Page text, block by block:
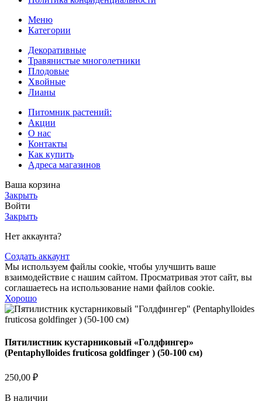
Меню
Категории
Декоративные
Травянистые многолетники
Плодовые
Хвойные
Лианы
Питомник растений:
Акции
О нас
Контакты
Как купить
Адреса магазинов
Ваша корзина
Закрыть
Войти
Закрыть
Нет аккаунта?
Создать аккаунт
Мы используем файлы cookie, чтобы улучшить ваше
взаимодействие с нашим сайтом. Просматривая этот сайт, вы
соглашаетесь на использование нами файлов cookie.
Хорошо
Пятилистник кустарниковый «Голдфингер»
(Pentaphylloides fruticosa goldfinger ) (50-100 см)
250,00 ₽
В наличии